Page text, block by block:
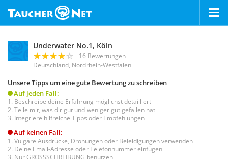
Underwater No.1, Köln
16 Bewertungen
Deutschland, Nordrhein-Westfalen
Unsere Tipps um eine gute Bewertung zu schreiben
Auf jeden Fall:
Beschreibe deine Erfahrung möglichst detailliert
Teile mit, was dir gut und weniger gut gefallen hat
Integriere hilfreiche Tipps oder Empfehlungen
Auf keinen Fall:
Vulgäre Ausdrücke, Drohungen oder Beleidigungen verwenden
Deine Email-Adresse oder Telefonnummer einfügen
Nur GROSSSCHREIBUNG benutzen